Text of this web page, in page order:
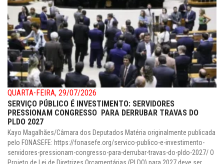
QUARTA-FEIRA, 29/07/2026
SERVIÇO PÚBLICO É INVESTIMENTO: SERVIDORES
PRESSIONAM CONGRESSO PARA DERRUBAR TRAVAS DO
PLDO 2027
Kayo Magalhães/Câmara dos Deputados Matéria originalmente publicada
pelo FONASEFE: https://fonasefe.org/servico-publico-e-investimento-
servidores-pressionam-congresso-para-derrubar-travas-do-pldo-2027/ O